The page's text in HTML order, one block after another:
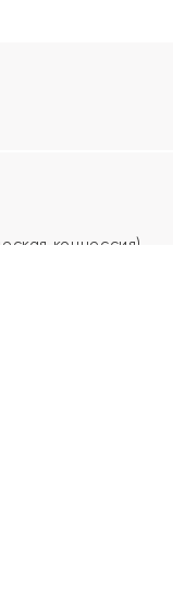
концессия)